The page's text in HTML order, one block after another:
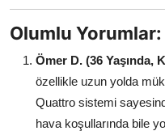
Olumlu Yorumlar:
Ömer D. (36 Yaşında,
özellikle uzun yolda
Quattro sistemi
hava koşullarında bile